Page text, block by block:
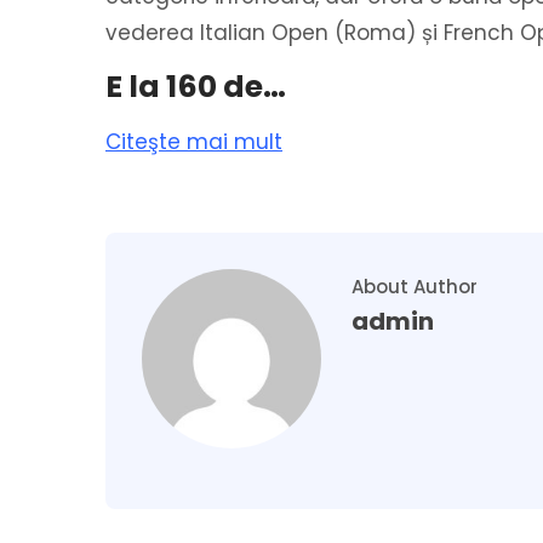
vederea Italian Open (Roma) și French
E la 160 de…
Citeşte mai mult
About Author
admin